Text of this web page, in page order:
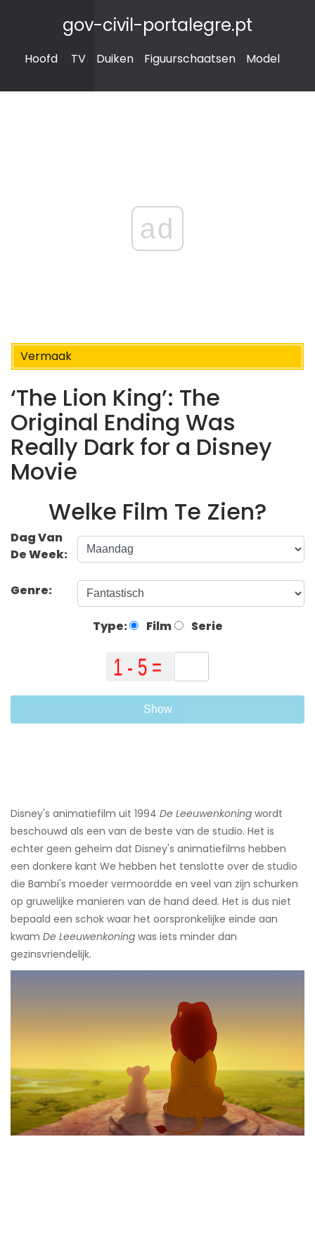
gov-civil-portalegre.pt
Hoofd TV Duiken Figuurschaatsen Model
ad
Vermaak
‘The Lion King’: The
Original Ending Was
Really Dark for a Disney
Movie
Welke Film Te Zien?
Dag Van
De Week:
Genre:
Type: Film Serie
Show
Disney's animatiefilm uit 1994 De Leeuwenkoning wordt
beschouwd als een van de beste van de studio. Het is
echter geen geheim dat Disney's animatiefilms hebben
een donkere kant ​We hebben het tenslotte over de studio
die Bambi's moeder vermoordde en veel van zijn schurken
op gruwelijke manieren van de hand deed. Het is dus niet
bepaald een schok waar het oorspronkelijke einde aan
kwam De Leeuwenkoning was iets minder dan
gezinsvriendelijk.